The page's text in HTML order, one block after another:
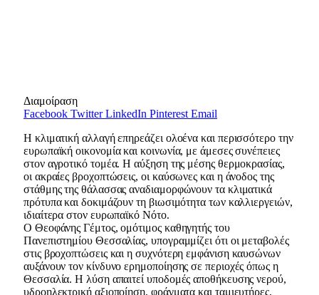
Διαμοίραση
Facebook Twitter LinkedIn Pinterest Email
Η κλιματική αλλαγή επηρεάζει ολοένα και περισσότερο την
ευρωπαϊκή οικονομία και κοινωνία, με άμεσες συνέπειες
στον αγροτικό τομέα. Η αύξηση της μέσης θερμοκρασίας,
οι ακραίες βροχοπτώσεις, οι καύσωνες και η άνοδος της
στάθμης της θάλασσας αναδιαμορφώνουν τα κλιματικά
πρότυπα και δοκιμάζουν τη βιωσιμότητα των καλλιεργειών,
ιδιαίτερα στον ευρωπαϊκό Νότο.
Ο Θεοφάνης Γέμτος, ομότιμος καθηγητής του
Πανεπιστημίου Θεσσαλίας, υπογραμμίζει ότι οι μεταβολές
στις βροχοπτώσεις και η συχνότερη εμφάνιση καυσώνων
αυξάνουν τον κίνδυνο ερημοποίησης σε περιοχές όπως η
Θεσσαλία. Η λύση απαιτεί υποδομές αποθήκευσης νερού,
υδροηλεκτρική αξιοποίηση, φράγματα και ταμιευτήρες,